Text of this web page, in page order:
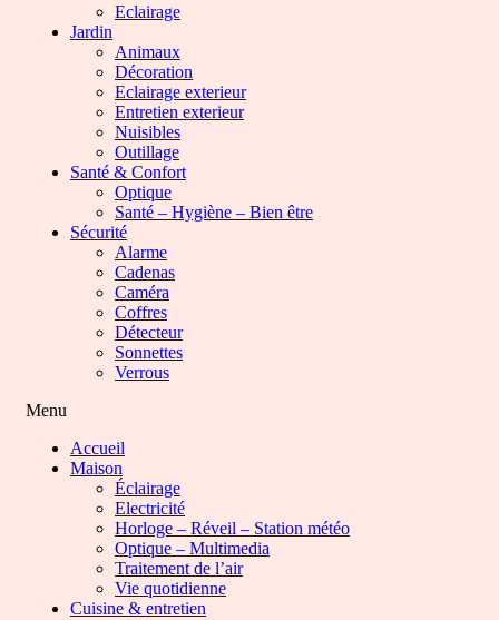
Eclairage
Jardin
Animaux
Décoration
Eclairage exterieur
Entretien exterieur
Nuisibles
Outillage
Santé & Confort
Optique
Santé – Hygiène – Bien être
Sécurité
Alarme
Cadenas
Caméra
Coffres
Détecteur
Sonnettes
Verrous
Menu
Accueil
Maison
Éclairage
Electricité
Horloge – Réveil – Station météo
Optique – Multimedia
Traitement de l’air
Vie quotidienne
Cuisine & entretien